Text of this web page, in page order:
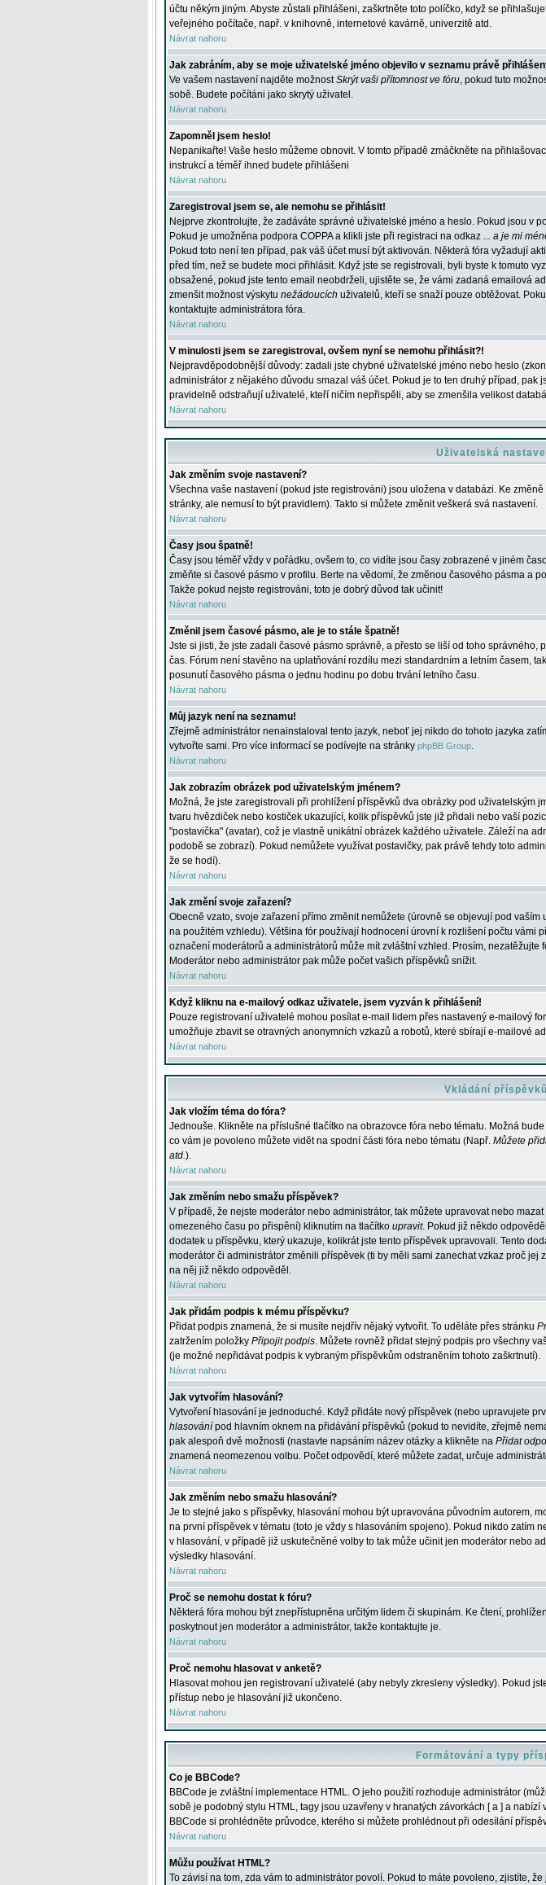
účtu někým jiným. Abyste zůstali přihlášeni, zaškrtněte toto políčko, když se
veřejného počítače, např. v knihovně, internetové kavárně, univerzitě atd.
Návrat nahoru
Jak zabráním, aby se moje uživatelské jméno objevilo v seznamu právě
Ve vašem nastavení najděte možnostSkrýt vaši přítomnost ve fóru, pokud tuto
sobě. Budete počítáni jako skrytý uživatel.
Návrat nahoru
Zapomněl jsem heslo!
Nepanikařte! Vaše heslo můžeme obnovit. V tomto případě zmáčkněte na
instrukcí a téměř ihned budete přihlášeni
Návrat nahoru
Zaregistroval jsem se, ale nemohu se přihlásit!
Nejprve zkontrolujte, že zadáváte správné uživatelské jméno a heslo. Pokud jsou v
Pokud je umožněna podpora COPPA a klikli jste při registraci na odkaz ... a je mi
Pokud toto není ten případ, pak váš účet musí být aktivován. Některá fóra vyžadují
před tím, než se budete moci přihlásit. Když jste se registrovali, byli byste k tomuto
obsažené, pokud jste tento email neobdrželi, ujistěte se, že vámi zadaná emailová
zmenšit možnost výskytu nežádoucích uživatelů, kteří se snaží pouze obtěžovat.
kontaktujte administrátora fóra.
Návrat nahoru
V minulosti jsem se zaregistroval, ovšem nyní se nemohu přihlásit?!
Nejpravděpodobnější důvody: zadali jste chybné uživatelské jméno nebo heslo
administrátor z nějakého důvodu smazal váš účet. Pokud je to ten druhý případ, pak
pravidelně odstraňují uživatelé, kteří ničím nepřispěli, aby se zmenšila velikost
Návrat nahoru
Uživatelská
Jak změním svoje nastavení?
Všechna vaše nastavení (pokud jste registrováni) jsou uložena v databázi. Ke
stránky, ale nemusí to být pravidlem). Takto si můžete změnit veškerá svá nastavení.
Návrat nahoru
Časy jsou špatně!
Časy jsou téměř vždy v pořádku, ovšem to, co vidíte jsou časy zobrazené v jiném
změňte si časové pásmo v profilu. Berte na vědomí, že změnou časového pásma a
Takže pokud nejste registrováni, toto je dobrý důvod tak učinit!
Návrat nahoru
Změnil jsem časové pásmo, ale je to stále špatně!
Jste si jisti, že jste zadali časové pásmo správně, a přesto se liší od toho
čas. Fórum není stavěno na uplatňování rozdílu mezi standardním a letním časem,
posunutí časového pásma o jednu hodinu po dobu trvání letního času.
Návrat nahoru
Můj jazyk není na seznamu!
Zřejmě administrátor nenainstaloval tento jazyk, neboť jej nikdo do tohoto jazyka
vytvořte sami. Pro více informací se podívejte na stránky phpBB Group.
Návrat nahoru
Jak zobrazím obrázek pod uživatelským jménem?
Možná, že jste zaregistrovali při prohlížení příspěvků dva obrázky pod uživatelským
tvaru hvězdiček nebo kostiček ukazující, kolik příspěvků jste již přidali nebo vaší
"postavička" (avatar), což je vlastně unikátní obrázek každého uživatele. Záleží na
podobě se zobrazí). Pokud nemůžete využívat postavičky, pak právě tehdy toto
že se hodí).
Návrat nahoru
Jak změní svoje zařazení?
Obecně vzato, svoje zařazení přímo změnit nemůžete (úrovně se objevují pod
na použitém vzhledu). Většina fór používají hodnocení úrovní k rozlišení počtu vámi
označení moderátorů a administrátorů může mít zvláštní vzhled. Prosím,
Moderátor nebo administrátor pak může počet vašich příspěvků snížit.
Návrat nahoru
Když kliknu na e-mailový odkaz uživatele, jsem vyzván k přihlášení!
Pouze registrovaní uživatelé mohou posílat e-mail lidem přes nastavený e-mailový
umožňuje zbavit se otravných anonymních vzkazů a robotů, které sbírají e-mailové
Návrat nahoru
Vkládání příspěvků
Jak vložím téma do fóra?
Jednouše. Klikněte na příslušné tlačítko na obrazovce fóra nebo tématu. Možná
co vám je povoleno můžete vidět na spodní části fóra nebo tématu (Např. Můžete
atd.).
Návrat nahoru
Jak změním nebo smažu příspěvek?
V případě, že nejste moderátor nebo administrátor, tak můžete upravovat nebo
omezeného času po přispění) kliknutím na tlačítko upravit. Pokud již někdo
dodatek u příspěvku, který ukazuje, kolikrát jste tento příspěvek upravovali. Tento
moderátor či administrátor změnili příspěvek (ti by měli sami zanechat vzkaz proč
na něj již někdo odpověděl.
Návrat nahoru
Jak přidám podpis k mému příspěvku?
Přidat podpis znamená, že si musíte nejdřív nějaký vytvořit. To uděláte přes stránku
zatržením položky Připojit podpis. Můžete rovněž přidat stejný podpis pro všechny
(je možné nepřidávat podpis k vybraným příspěvkům odstraněním tohoto zaškrtnutí).
Návrat nahoru
Jak vytvořím hlasování?
Vytvoření hlasování je jednoduché. Když přidáte nový příspěvek (nebo upravujete
hlasování pod hlavním oknem na přidávání příspěvků (pokud to nevidíte, zřejmě
pak alespoň dvě možnosti (nastavte napsáním název otázky a klikněte na Přidat
znamená neomezenou volbu. Počet odpovědí, které můžete zadat, určuje
Návrat nahoru
Jak změním nebo smažu hlasování?
Je to stejné jako s příspěvky, hlasování mohou být upravována původním autorem,
na první příspěvek v tématu (toto je vždy s hlasováním spojeno). Pokud nikdo zatím
v hlasování, v případě již uskutečněné volby to tak může učinit jen moderátor nebo
výsledky hlasování.
Návrat nahoru
Proč se nemohu dostat k fóru?
Některá fóra mohou být znepřístupněna určitým lidem či skupinám. Ke čtení,
poskytnout jen moderátor a administrátor, takže kontaktujte je.
Návrat nahoru
Proč nemohu hlasovat v anketě?
Hlasovat mohou jen registrovaní uživatelé (aby nebyly zkresleny výsledky). Pokud
přístup nebo je hlasování již ukončeno.
Návrat nahoru
Formátování a typy
Co je BBCode?
BBCode je zvláštní implementace HTML. O jeho použití rozhoduje administrátor
sobě je podobný stylu HTML, tagy jsou uzavřeny v hranatých závorkách [ a ] a
BBCode si prohlédněte průvodce, kterého si můžete prohlédnout při odesílání
Návrat nahoru
Můžu používat HTML?
To závisí na tom, zda vám to administrátor povolí. Pokud to máte povoleno, zjistíte,